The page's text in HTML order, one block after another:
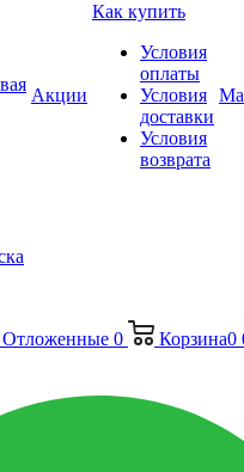
Акции
Как купить
Условия
оплаты
Условия
доставки
Условия
возврата
Отложенные 0 Корзина0